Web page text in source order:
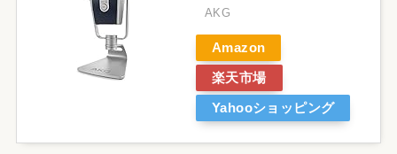
AKG
Amazon
楽天市場
Yahooショッピング